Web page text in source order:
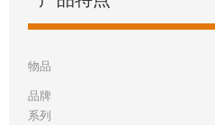
物品
品牌
系列